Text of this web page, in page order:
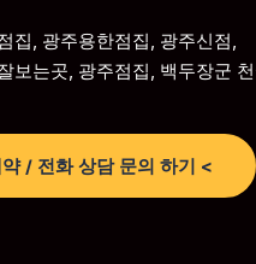
집, 광주용한점집, 광주신점,
보는곳, 광주점집, 백두장군
/ 전화 상담 문의 하기 <